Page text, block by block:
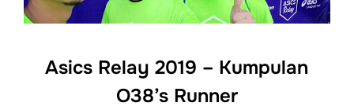
Asics Relay 2019 – Kumpulan
O38’s Runner